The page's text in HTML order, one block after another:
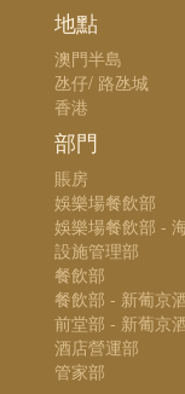
地點
澳門半島
氹仔/ 路氹城
香港
部門
賬房
娛樂場餐飲部
娛樂場餐飲部 -
設施管理部
餐飲部
餐飲部 - 新葡京
前堂部 - 新葡京
酒店營運部
管家部